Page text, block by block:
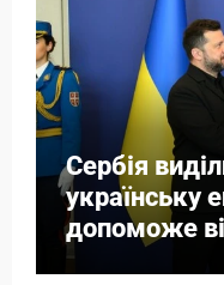
Сербія
українську
допоможе
міст